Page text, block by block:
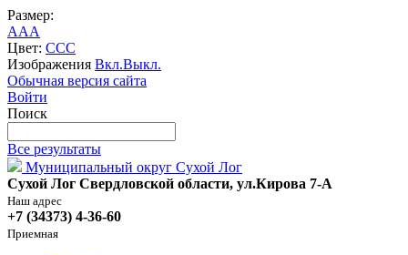
Размер:
AAA
Цвет: CCC
Изображения Вкл.Выкл.
Обычная версия сайта
Войти
Поиск
Все результаты
Муниципальный округ Сухой Лог
Сухой Лог Свердловской области, ул.Кирова 7-А
Наш адрес
+7 (34373) 4-36-60
Приемная